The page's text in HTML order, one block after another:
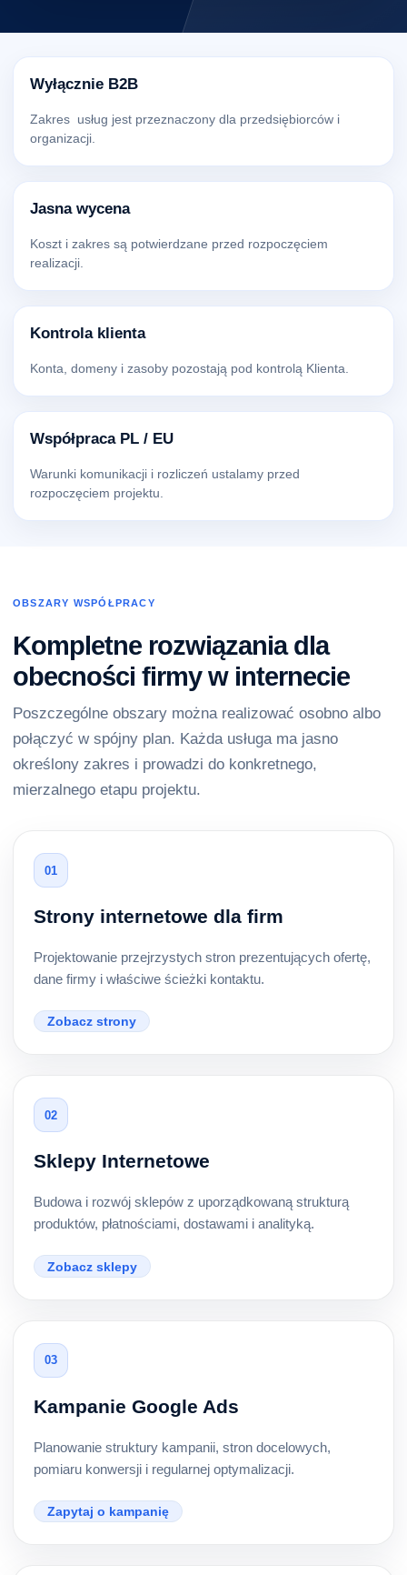
Wyłącznie B2B
Zakres usług jest przeznaczony dla przedsiębiorców i
organizacji.
Jasna wycena
Koszt i zakres są potwierdzane przed rozpoczęciem
realizacji.
Kontrola klienta
Konta, domeny i zasoby pozostają pod kontrolą Klienta.
Współpraca PL / EU
Warunki komunikacji i rozliczeń ustalamy przed
rozpoczęciem projektu.
OBSZARY WSPÓŁPRACY
Kompletne rozwiązania dla
obecności firmy w internecie
Poszczególne obszary można realizować osobno albo
połączyć w spójny plan. Każda usługa ma jasno
określony zakres i prowadzi do konkretnego,
mierzalnego etapu projektu.
01
Strony internetowe dla firm
Projektowanie przejrzystych stron prezentujących ofertę,
dane firmy i właściwe ścieżki kontaktu.
Zobacz strony
02
Sklepy Internetowe
Budowa i rozwój sklepów z uporządkowaną strukturą
produktów, płatnościami, dostawami i analityką.
Zobacz sklepy
03
Kampanie Google Ads
Planowanie struktury kampanii, stron docelowych,
pomiaru konwersji i regularnej optymalizacji.
Zapytaj o kampanię